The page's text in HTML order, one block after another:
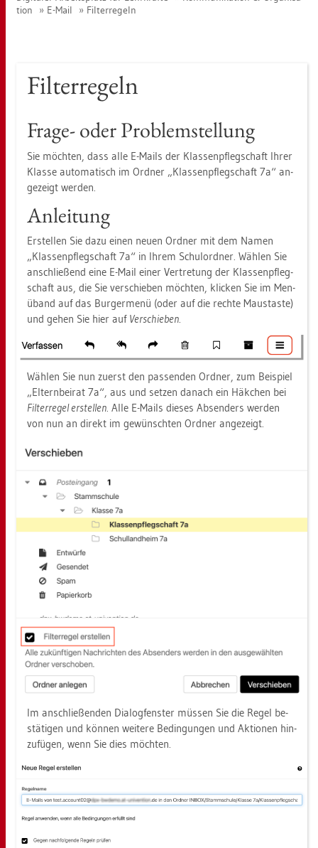
ti­on
E-Mail Fil­ter­re­geln
Fil­ter­re­geln
Frage- oder Pro­blem­stel­lung
Sie möch­ten, dass alle E-Mails der Klas­sen­pfleg­schaft Ihrer
Klas­se au­to­ma­tisch im Ord­ner „Klas­sen­pfleg­schaft 7a“ an­
ge­zeigt wer­den.
An­lei­tung
Er­stel­len Sie dazu einen neuen Ord­ner mit dem Namen
„Klas­sen­pfleg­schaft 7a“ in Ihrem Schul­ord­ner. Wäh­len Sie
an­schlie­ßend eine E-Mail einer Ver­tre­tung der Klas­sen­pfleg­
schaft aus, die Sie ver­schie­ben möch­ten, kli­cken Sie im Men­
üband auf das Bur­ger­me­nü (oder auf die rech­te Maus­tas­te)
und gehen Sie hier auf Ver­schie­ben.
Wäh­len Sie nun zu­erst den pas­sen­den Ord­ner, zum Bei­spiel
„El­tern­bei­rat 7a“, aus und set­zen da­nach ein Häk­chen bei
Fil­ter­re­gel er­stel­len . Alle E-Mails die­ses Ab­sen­ders wer­den
von nun an di­rekt im ge­wünsch­ten Ord­ner an­ge­zeigt.
Im an­schlie­ßen­den Dia­log­fens­ter müs­sen Sie die Regel be­
stä­ti­gen und kön­nen wei­te­re Be­din­gun­gen und Ak­tio­nen hin­
zu­fü­gen, wenn Sie dies möch­ten.